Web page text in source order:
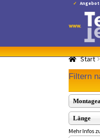
springen
Inhalt
springen
Start
Filtern
Länge
Mehr Infos